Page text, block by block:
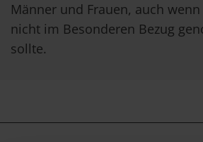
Männer und Frauen, auch
nicht im Besonderen Bezug
sollte.